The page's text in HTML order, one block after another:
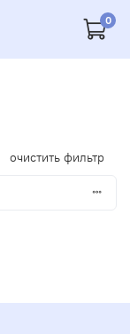
0
очистить фильтр